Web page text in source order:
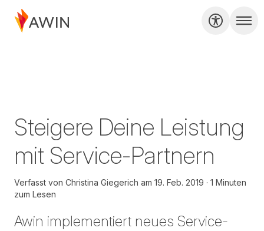
Steigere Deine Leistung
mit Service-Partnern
Verfasst von Christina Giegerich am 19. Feb. 2019
1 Minuten
zum Lesen
Awin implementiert neues Service-